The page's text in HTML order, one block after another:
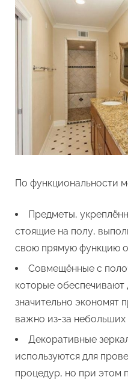
По функциональности
Предметы,
стоящие на полу,
свою прямую функцию
Совмещённые с
которые обеспечивают
значительно экономят
важно из-за
Декоративные
используются для
процедур, но при этом